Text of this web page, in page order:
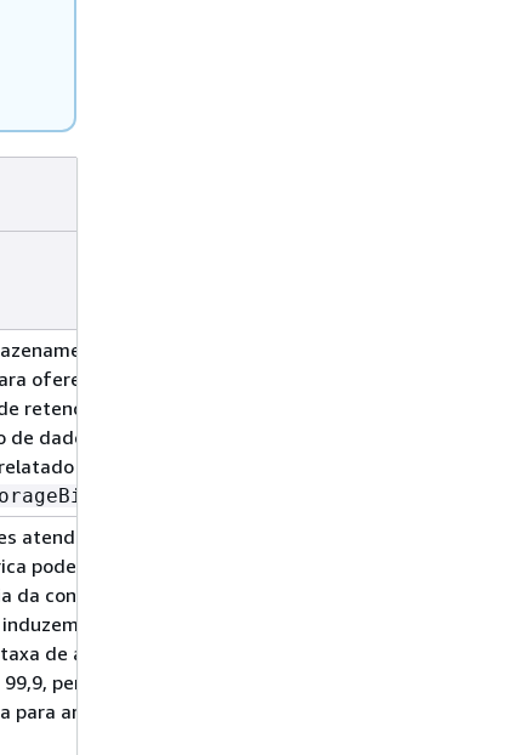
de
oferecer
retenção do
dados do
pela
atendidas pelo
pode ser útil
da consulta,
uma
de acertos
pense em
armazenar